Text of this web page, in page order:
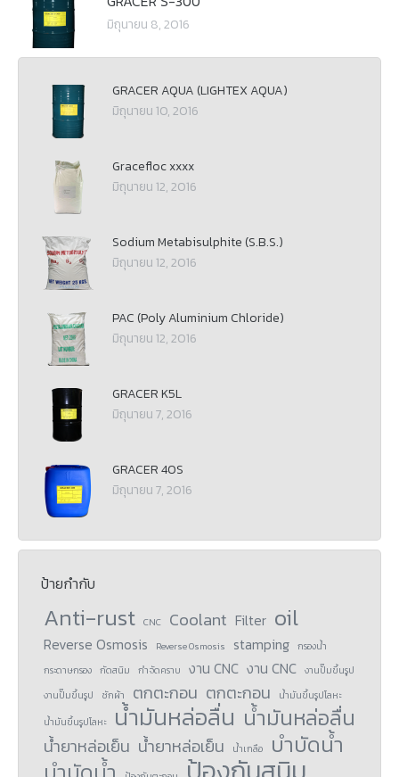
มิถุนายน 8, 2016
GRACER AQUA (LIGHTEX AQUA)
มิถุนายน 10, 2016
Gracefloc xxxx
มิถุนายน 12, 2016
Sodium Metabisulphite (S.B.S.)
มิถุนายน 12, 2016
PAC (Poly Aluminium Chloride)
มิถุนายน 12, 2016
GRACER K5L
มิถุนายน 7, 2016
GRACER 40S
มิถุนายน 7, 2016
ป้ายกำกับ
Anti-rust CNC Coolant Filter oil
Reverse Osmosis Reverse Osmosis stamping กรองน้ำ
กระดาษกรอง กัดสนิม กำจัดคราบ งาน CNC งาน CNC
งานปั๊มขึ้นรูป
งานปั๊มขึ้นรูป
ซักผ้า ตกตะกอน ตกตะกอน
น้ำมันขึ้นรูปโลหะ
น้ำมันขึ้นรูปโลหะ
น้ำมันหล่อลื่น น้ำมันหล่อลื่น
น้ำยาหล่อเย็น น้ำยาหล่อเย็น น้ำเกลือ
บำบัดน้ำ